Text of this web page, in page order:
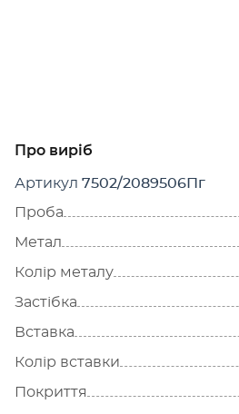
Про виріб
Артикул 7502/2089506Пг
Проба
Метал
Колір металу
Застібка
Вставка
Колір вставки
Покриття